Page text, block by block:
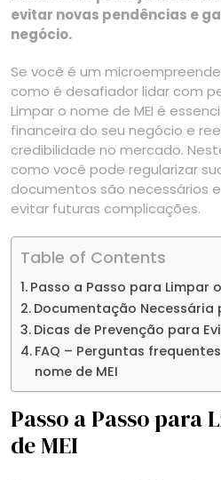
evitar novas pendências e
negócio.
Se você é um
como é desafiador lidar com
Limpar o nome de MEI é
financeira do seu negócio e
credibilidade no mercado.
como você pode regularizar
documentos são necessários
evitar futuras complicações.
Table of Contents
Passo a Passo para Limpar
Documentação Necessária
Dicas de Prevenção para
FAQ – Perguntas
nome de MEI
Passo a Passo para
de MEI